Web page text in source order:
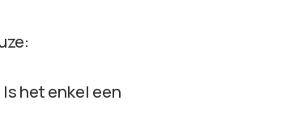
het enkel een